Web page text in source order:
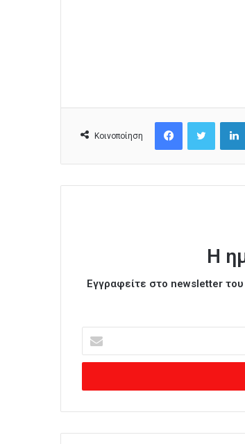
Κοινοποίηση
Η
Εγγραφείτε στο newsletter
σ
γ
ε